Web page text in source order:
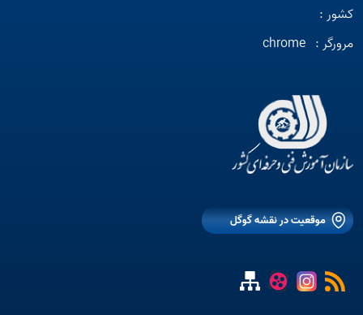
کشور :
مرورگر : chrome
موقعیت در نقشه گوگل